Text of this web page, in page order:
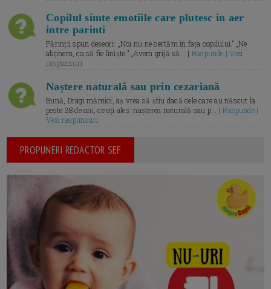
Copilul simte emotiile care plutesc in aer
intre parinti
Părinții spun deseori: „Noi nu ne certăm în fața copilului.” „Ne
abținem, ca să fie liniște.” „Avem grijă să... | Raspunde | Vezi
raspunsuri
Naștere naturală sau prin cezariană
Bună, Dragi mămici, aș vrea să știu dacă cele care au născut la
peste 38 de ani, ce ați ales: nașterea naturală sau p... |Raspunde |
Vezi raspunsuri
PROPUNERI REDACTOR SEF